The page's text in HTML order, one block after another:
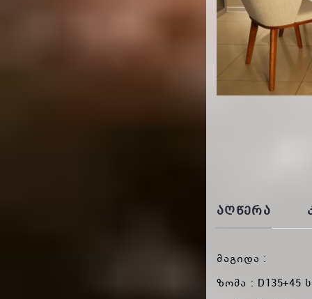
ᲐᲦᲬᲔᲠᲐ
მაგიდა :
ზომა : D135+45